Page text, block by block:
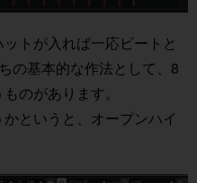
トが入れば一応ビートと
の基本的な作法として、8
のがあります。
というと、オープンハイ